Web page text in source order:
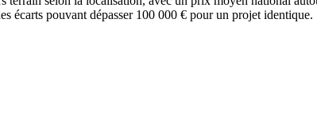
écarts pouvant dépasser 100 000 € pour un projet identique.